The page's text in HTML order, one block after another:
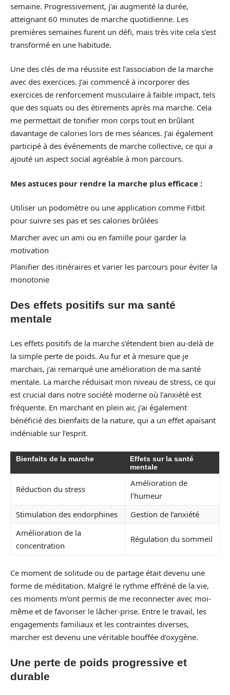
semaine. Progressivement, j’ai augmenté la durée,
atteignant 60 minutes de marche quotidienne. Les
premières semaines furent un défi, mais très vite cela s’est
transformé en une habitude.
Une des clés de ma réussite est l’association de la marche
avec des exercices. J’ai commencé à incorporer des
exercices de renforcement musculaire à faible impact, tels
que des squats ou des étirements après ma marche. Cela
me permettait de tonifier mon corps tout en brûlant
davantage de calories lors de mes séances. J’ai également
participé à des événements de marche collective, ce qui a
ajouté un aspect social agréable à mon parcours.
Mes astuces pour rendre la marche plus efficace :
Utiliser un podomètre ou une application comme Fitbit
pour suivre ses pas et ses calories brûlées
Marcher avec un ami ou en famille pour garder la
motivation
Planifier des itinéraires et varier les parcours pour éviter la
monotonie
Des effets positifs sur ma santé
mentale
Les effets positifs de la marche s’étendent bien au-delà de
la simple perte de poids. Au fur et à mesure que je
marchais, j’ai remarqué une amélioration de ma santé
mentale. La marche réduisait mon niveau de stress, ce qui
est crucial dans notre société moderne où l’anxiété est
fréquente. En marchant en plein air, j’ai également
bénéficié des bienfaits de la nature, qui a un effet apaisant
indéniable sur l’esprit.
Bienfaits de la marche
Effets sur la santé
mentale
Réduction du stress
Amélioration de
l’humeur
Stimulation des endorphines
Gestion de l’anxiété
Amélioration de la
concentration
Régulation du sommeil
Ce moment de solitude ou de partage était devenu une
forme de méditation. Malgré le rythme effréné de la vie,
ces moments m’ont permis de me reconnecter avec moi-
même et de favoriser le lâcher-prise. Entre le travail, les
engagements familiaux et les contraintes diverses,
marcher est devenu une véritable bouffée d’oxygène.
Une perte de poids progressive et
durable